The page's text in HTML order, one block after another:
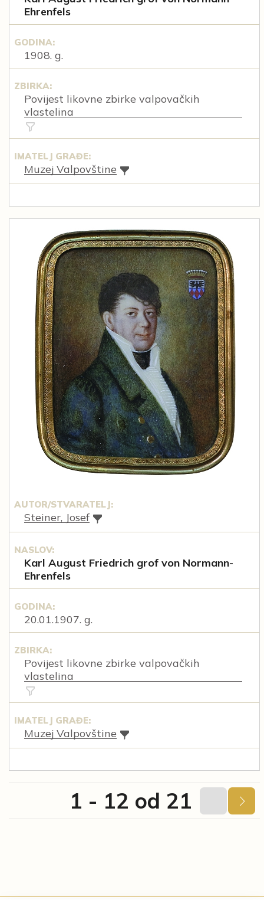
Ehrenfels
GODINA:
1908. g.
ZBIRKA:
Povijest likovne zbirke valpovačkih
vlastelina
IMATELJ GRAĐE:
Muzej Valpovštine
AUTOR/STVARATELJ:
Steiner, Josef
NASLOV:
Karl August Friedrich grof von Normann-
Ehrenfels
GODINA:
20.01.1907. g.
ZBIRKA:
Povijest likovne zbirke valpovačkih
vlastelina
IMATELJ GRAĐE:
Muzej Valpovštine
1 - 12 od 21